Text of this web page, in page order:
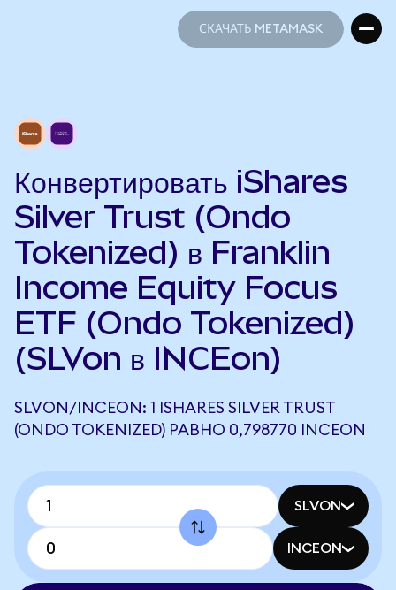
СКАЧАТЬ METAMASK
Конвертировать iShares
Silver Trust (Ondo
Tokenized) в Franklin
Income Equity Focus
ETF (Ondo Tokenized)
(SLVon в INCEon)
SLVON/INCEON: 1 ISHARES SILVER TRUST
(ONDO TOKENIZED) РАВНО 0,798770 INCEON
SLVON
INCEON